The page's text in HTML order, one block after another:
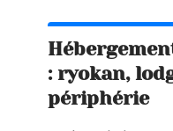
: ryokan,
périphérie